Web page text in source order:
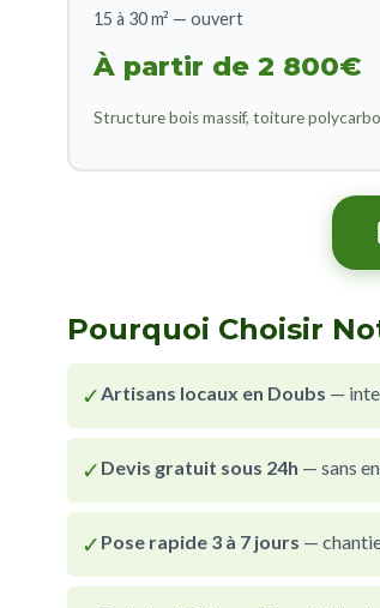
15 à 30 m² — ouvert
À partir de 2 800€
Structure bois massif, toiture
Pourquoi Choisir
✓Artisans locaux en Doubs —
✓ Devis gratuit sous 24h — sans
✓ Pose rapide 3 à 7 jours —